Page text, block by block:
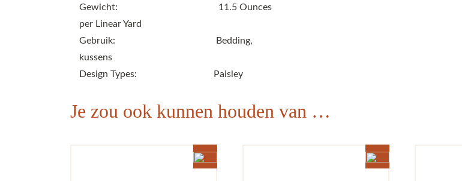
Gewicht: 11.5 Ounces
per Linear Yard
Gebruik: Bedding,
kussens
Design Types: Paisley
Je zou ook kunnen houden van …